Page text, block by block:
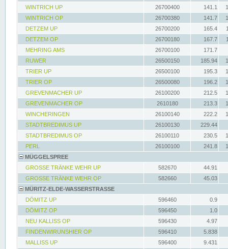
WINTRICH UP
26700400 141.1
WINTRICH OP
26700380 141.7
DETZEM UP
26700200 165.4
DETZEM OP
26700180 167.7
MEHRING AMS
26700100
171.7
RUWER
26500150 185.94
TRIER UP
26500100 195.3
TRIER OP
26500080 196.2
GREVENMACHER UP
26100200 212.5
GREVENMACHER OP
2610180 213.3
WINCHERINGEN
26100140 222.2
STADTBREDIMUS UP
26100130
229.44
STADTBREDIMUS OP
26100110 230.5
PERL
26100100 241.8
MÜGGELSPREE
GROSSE TRÄNKE WEHR UP
582670
44.91
GROSSE TRÄNKE WEHR OP
582660
45.03
MÜRITZ-ELDE-WASSERSTRASSE
DÖMITZ UP
596460
0.9
DÖMITZ OP
596450
1.0
NEU KALLISS OP
596430
4.97
FINDENWIRUNSHIER OP
596410
5.838
MALLISS UP
596400
9.431